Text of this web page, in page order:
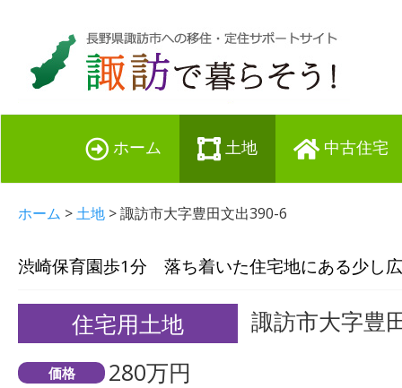
ホーム 土地 中古住宅
ホーム >土地 > 諏訪市大字豊田文出390-6
渋崎保育園歩1分 落ち着いた住宅地にある少し
住宅用土地 諏訪市大字豊
価格 280万円